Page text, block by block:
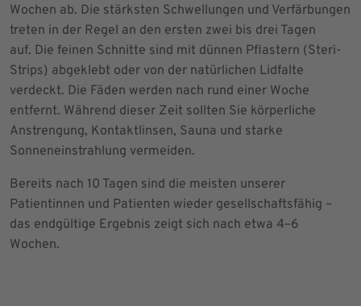
Wochen ab. Die stärksten Schwellungen und Verfärbungen
treten in der Regel an den ersten zwei bis drei Tagen
auf. Die feinen Schnitte sind mit dünnen Pflastern (Steri-
Strips) abgeklebt oder von der natürlichen Lidfalte
verdeckt. Die Fäden werden nach rund einer Woche
entfernt. Während dieser Zeit sollten Sie körperliche
Anstrengung, Kontaktlinsen, Sauna und starke
Sonneneinstrahlung vermeiden.
Bereits nach 10 Tagen sind die meisten unserer
Patientinnen und Patienten wieder gesellschaftsfähig –
das endgültige Ergebnis zeigt sich nach etwa 4–6
Wochen.